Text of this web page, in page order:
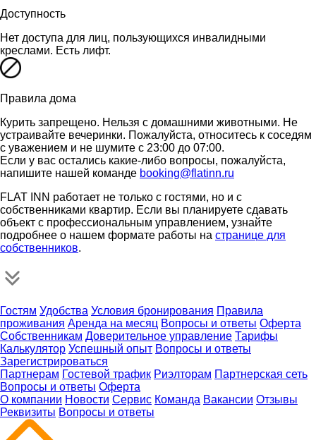
Доступность
Нет доступа для лиц, пользующихся инвалидными
креслами. Есть лифт.
Правила дома
Курить запрещено. Нельзя с домашними животными. Не
устраивайте вечеринки. Пожалуйста, относитесь к соседям
с уважением и не шумите с 23:00 до 07:00.
Если у вас остались какие-либо вопросы, пожалуйста,
напишите нашей команде booking@flatinn.ru
FLAT INN работает не только с гостями, но и с
собственниками квартир. Если вы планируете сдавать
объект с профессиональным управлением, узнайте
подробнее о нашем формате работы на странице для
собственников.
Гостям Удобства Условия бронирования Правила
проживания Аренда на месяц Вопросы и ответы Оферта
Собственникам Доверительное управление Тарифы
Калькулятор Успешный опыт Вопросы и ответы
Зарегистрироваться
Партнерам Гостевой трафик Риэлторам Партнерская сеть
Вопросы и ответы Оферта
О компании Новости Сервис Команда Вакансии Отзывы
Реквизиты Вопросы и ответы